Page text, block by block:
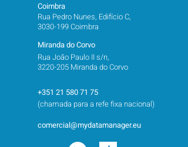
Coimbra
Rua Pedro Nunes, Edifício C,
3030-199 Coimbra
Miranda do Corvo
Rua João Paulo II s/n,
3220-205 Miranda do Corvo
+351 21 580 71 75
(chamada para a refe fixa nacional)
comercial@mydatamanager.eu